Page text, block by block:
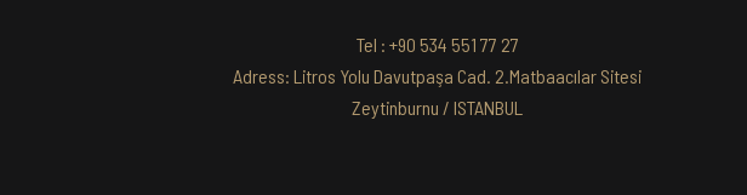
Tel : +90 534 551 77 27
Adress: Litros Yolu Davutpaşa Cad. 2.Matbaacılar Sitesi
Zeytinburnu / ISTANBUL